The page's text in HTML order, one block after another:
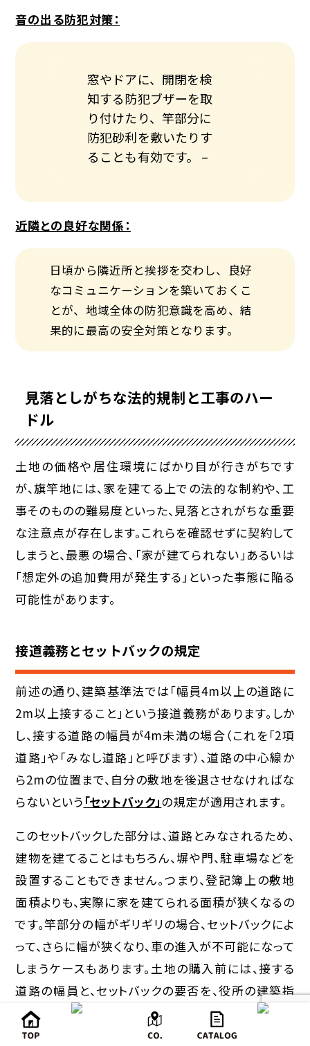
音の出る防犯対策：
窓やドアに、開閉を検
知する防犯ブザーを取
り付けたり、竿部分に
防犯砂利を敷いたりす
ることも有効です。 –
近隣との良好な関係：
日頃から隣近所と挨拶を交わし、良好
なコミュニケーションを築いておくこ
とが、地域全体の防犯意識を高め、結
果的に最高の安全対策となります。
見落としがちな法的規制と工事のハー
ドル
土地の価格や居住環境にばかり目が行きがちです
が、旗竿地には、家を建てる上での法的な制約や、工
事そのものの難易度といった、見落とされがちな重要
な注意点が存在します。これらを確認せずに契約して
しまうと、最悪の場合、「家が建てられない」あるいは
「想定外の追加費用が発生する」といった事態に陥る
可能性があります。
接道義務とセットバックの規定
前述の通り、建築基準法では「幅員4m以上の道路に
2m以上接すること」という接道義務があります。しか
し、接する道路の幅員が4m未満の場合（これを「2項
道路」や「みなし道路」と呼びます）、道路の中心線か
ら2mの位置まで、自分の敷地を後退させなければな
らないという 「セットバック」の規定が適用されます。
このセットバックした部分は、道路とみなされるため、
建物を建てることはもちろん、塀や門、駐車場などを
設置することもできません。つまり、登記簿上の敷地
面積よりも、実際に家を建てられる面積が狭くなるの
です。竿部分の幅がギリギリの場合、セットバックによ
って、さらに幅が狭くなり、車の進入が不可能になって
しまうケースもあります。土地の購入前には、接する
道路の幅員と、セットバックの要否を、役所の建築指
導課などで必ず確認する必要があります。